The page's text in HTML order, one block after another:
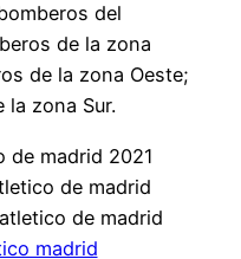
del
de la zona
de la zona Oeste;
la zona Sur.